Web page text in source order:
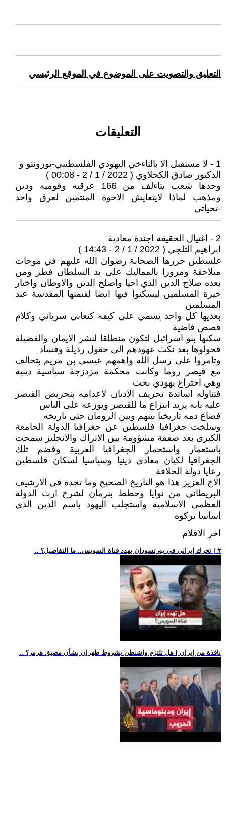
التعليق والتصويت على الموضوع في الموقع الرئيسي
التعليقات
1 - لا مستقبل الا بالتاءخي اليهودي الفلسطيني-تورونتو و
الدكتور صادق الكحلاوي ( 2022 / 1 / 2 - 00:08 )
وحدها شعب يتاءلف من 166 عرقيه وقوميه ودين
ومذهب لماذا لايتعايش الاخوة المنتمين لعرق واحد
-تحياتي
2 - اغتيال الحقيقة اجندة معادية
ابراهيم الثلجي ( 2022 / 1 / 2 - 14:43 )
غلسطين حررها الصحابة رضوان الله عليهم في موجات
متلاحقة ومرورا بالمماليك على يد السلطان قطز ومن
بعده صلاح الدين الذي احيا واصلح الدين والاوطان واختار
خيرة المسلمين ليسكنوا فيها ايضا لقيمتها المقدسة عند
المسلمين
بعديها كل واحد يسمي على كيفه كنعاني سرياني وكلام
قصص فاضية
سكنها بنو اسرائيل لتكون منطلقا لنشر الايمان والفضيلة
فحولوها بعد نكث عهودهم الى حقول رذيلة وفساد
وتامروا على رسل الله واهمهم عيسى بن مريم بتحالف
مع قيصر روما وكانت محكمة مزدزجة سياسية دينية
وهي اختراع يهودي بحت
فتناوله اساتذة تحريف الاديان لاعدامه بتحريض القيصر
عليه بانه يريد انتزاع ما للقيصر ويوزعه على الناس
فضاع دمه تاريخيا بينهم وبين الرومان حتى تاريخه
وسلخت جغرافيا فلسطين عن جغرافيا الدولة الجامعة
الكبرى بعد صفقة مشؤومة بين الاتراك والانجليز سمحت
باستعمار واستحمار الجغرافيا العربية وقضم تلك
الجغرافيا لكيان معادي دينيا وسياسيا لسكان فلسطين
رعايا دولة الخلافة
الاخ العزيز هذا هو التاريخ الصحيح وما تجده في الارشيف
البريطاني من نوايا وخطط بنرمان لشرخ ارث الدولة
العظمى الاسلامية واستجلب اليهود باسم الدين الذي
اساسا تركوه
اخر الافلام
.. تحرك إيراني في بورتسودان يهدد قناة السويس.. ما التفاصيل؟ | #
.. نافذة من إيران | هل تلتزم واشنطن بشروط طهران بشأن مضيق هرمز؟